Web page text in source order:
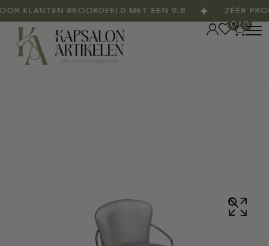
KLANTEN BEOORDEELD MET EEN 9.8 ZÉÉR
0 0